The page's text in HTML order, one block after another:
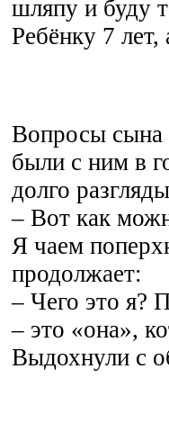
шляпу и буду
Ребёнку 7
Вопросы сына
были с ним в
долго
– Вот как
Я чаем
продолжает:
– Чего это я?
– это «она»,
Выдохнули с